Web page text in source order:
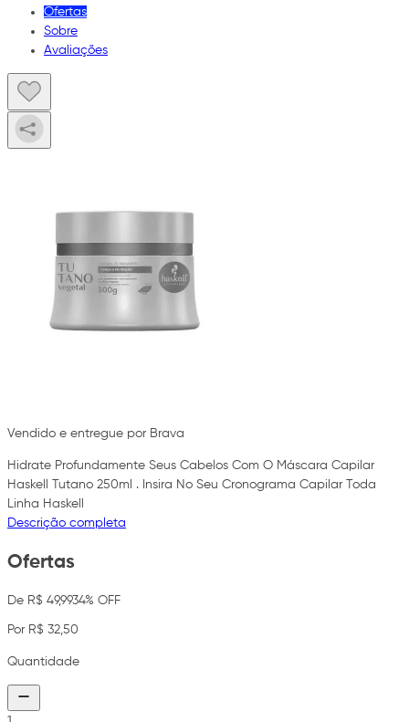
Ofertas
Sobre
Avaliações
Vendido e entregue por Brava
Hidrate Profundamente Seus Cabelos Com O Máscara Capilar
Haskell Tutano 250ml . Insira No Seu Cronograma Capilar Toda
Linha Haskell
Descrição completa
Ofertas
De R$ 49,9934% OFF
Por R$ 32,50
Quantidade